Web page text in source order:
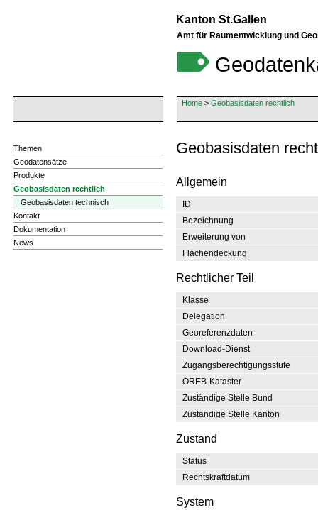
Kanton St.Gallen
Amt für Raumentwicklung und
Home > Geobasisdaten rechtlich
Themen
Geodatensätze
Produkte
Geobasisdaten rechtlich
Geobasisdaten technisch
Kontakt
Dokumentation
News
Geobasisdaten
Allgemein
ID
Bezeichnung
Erweiterung von
Flächendeckung
Rechtlicher Teil
Klasse
Delegation
Georeferenzdaten
Download-Dienst
Zugangsberechtigungsstufe
ÖREB-Kataster
Zuständige Stelle Bund
Zuständige Stelle Kanton
Zustand
Status
Rechtskraftdatum
System